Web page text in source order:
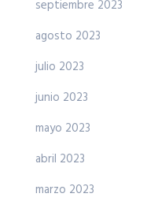
septiembre 2023
agosto 2023
julio 2023
junio 2023
mayo 2023
abril 2023
marzo 2023